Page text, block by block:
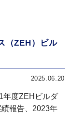
（ZEH）ビル
2025.06.20
年度ZEHビルダ
報告、2023年